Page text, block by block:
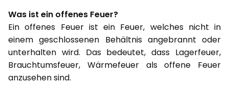
Was ist ein offenes Feuer?
Ein offenes Feuer ist ein Feuer, welches nicht in
einem geschlossenen Behältnis angebrannt oder
unterhalten wird. Das bedeutet, dass Lagerfeuer,
Brauchtumsfeuer, Wärmefeuer als offene Feuer
anzusehen sind.